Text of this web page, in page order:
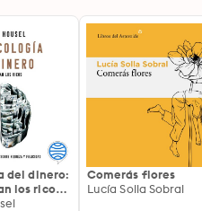
del dinero:
los ricos:
Comerás flores
Lucía Solla Sobral